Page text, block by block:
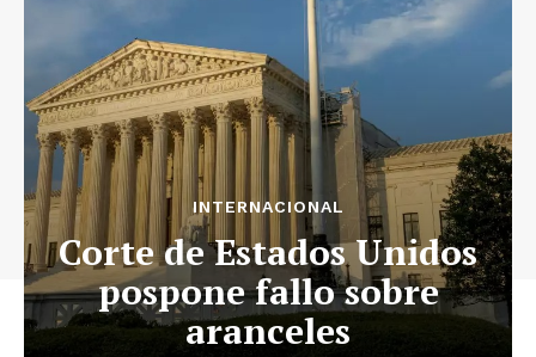
INTERNACIONAL
Corte de Estados Unidos
pospone fallo sobre
aranceles